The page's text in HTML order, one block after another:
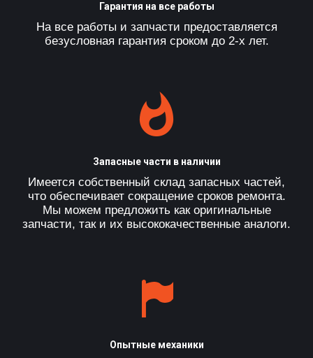
Гарантия на все работы
На все работы и запчасти предоставляется
безусловная гарантия сроком до 2-х лет.
Запасные части в наличии
Имеется собственный склад запасных частей,
что обеспечивает сокращение сроков ремонта.
Мы можем предложить как оригинальные
запчасти, так и их высококачественные аналоги.
Опытные механики